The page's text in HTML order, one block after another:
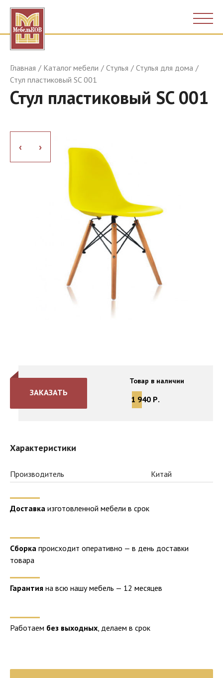
Главная Каталог мебели Стулья
Стулья для дома
Стул пластиковый SC 001
Стул пластиковый SC 001
› ›
Товар в наличии
1 940 Р.
ЗАКАЗАТЬ
Характеристики
Производитель Китай
Доставка изготовленной мебели в срок
Сборка происходит оперативно — в день доставки
товара
Гарантия на всю нашу мебель — 12 месяцев
Работаем без выходных, делаем в срок